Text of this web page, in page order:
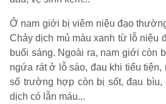
Ở nam giới bị viêm niệu đạo
Chảy dịch mủ màu xanh từ lỗ niệu
buổi sáng. Ngoài ra, nam giới còn
ngứa rát ở lỗ sáo, đau khi tiểu tiện,
số trường hợp còn bị sốt, đau bìu,
dịch có lẫn máu...